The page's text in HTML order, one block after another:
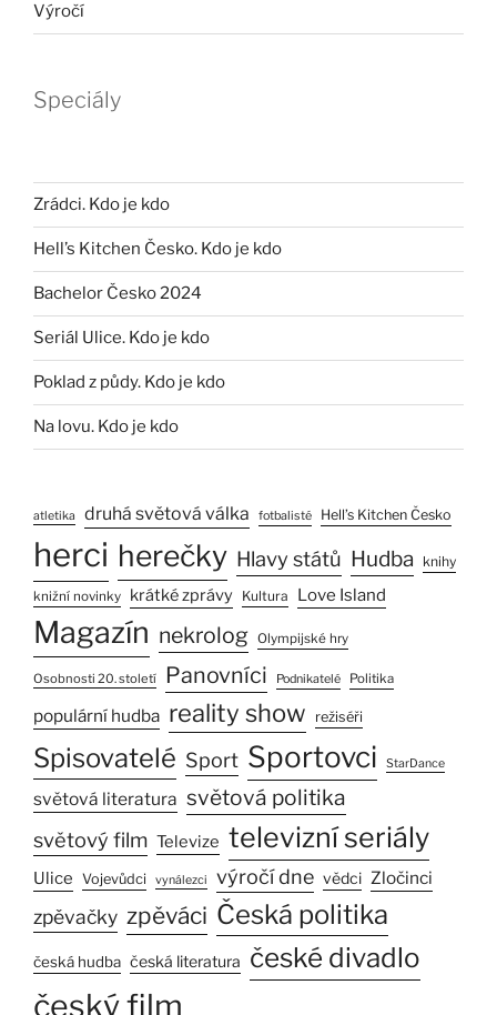
Výročí
Speciály
Zrádci. Kdo je kdo
Hell’s Kitchen Česko. Kdo je kdo
Bachelor Česko 2024
Seriál Ulice. Kdo je kdo
Poklad z půdy. Kdo je kdo
Na lovu. Kdo je kdo
atletika druhá světová válka fotbalisté Hell’s Kitchen Česko
herci herečky Hlavy států Hudba knihy
knižní novinky krátké zprávy Kultura Love Island
Magazín nekrolog Olympijské hry
Osobnosti 20. století Panovníci Podnikatelé Politika
populární hudba reality show režiséři
Spisovatelé Sport Sportovci StarDance
světová literatura světová politika
světový film Televize televizní seriály
Ulice Vojevůdci vynálezci výročí dne vědci Zločinci
zpěvačky zpěváci Česká politika
česká hudba česká literatura české divadlo
český film